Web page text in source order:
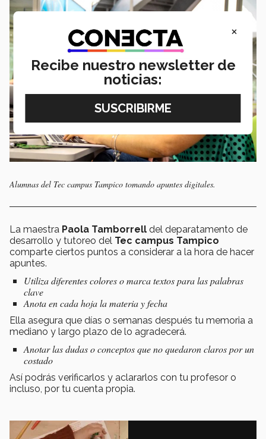
Alumnas del Tec campus Tampico tomando apuntes digitales.
La maestra Paola Tamborrell del deparatamento de
desarrollo y tutoreo del Tec campus Tampico
comparte ciertos puntos a considerar a la hora de hacer
apuntes.
Utiliza diferentes colores o marca textos para las palabras
clave
Anota en cada hoja la materia y fecha
Ella asegura que días o semanas después tu memoria a
mediano y largo plazo de lo agradecerá.
Anotar las dudas o conceptos que no quedaron claros por un
costado
Así podrás verificarlos y aclararlos con tu profesor o
incluso, por tu cuenta propia.
×
Recibe nuestro newsletter de
noticias: